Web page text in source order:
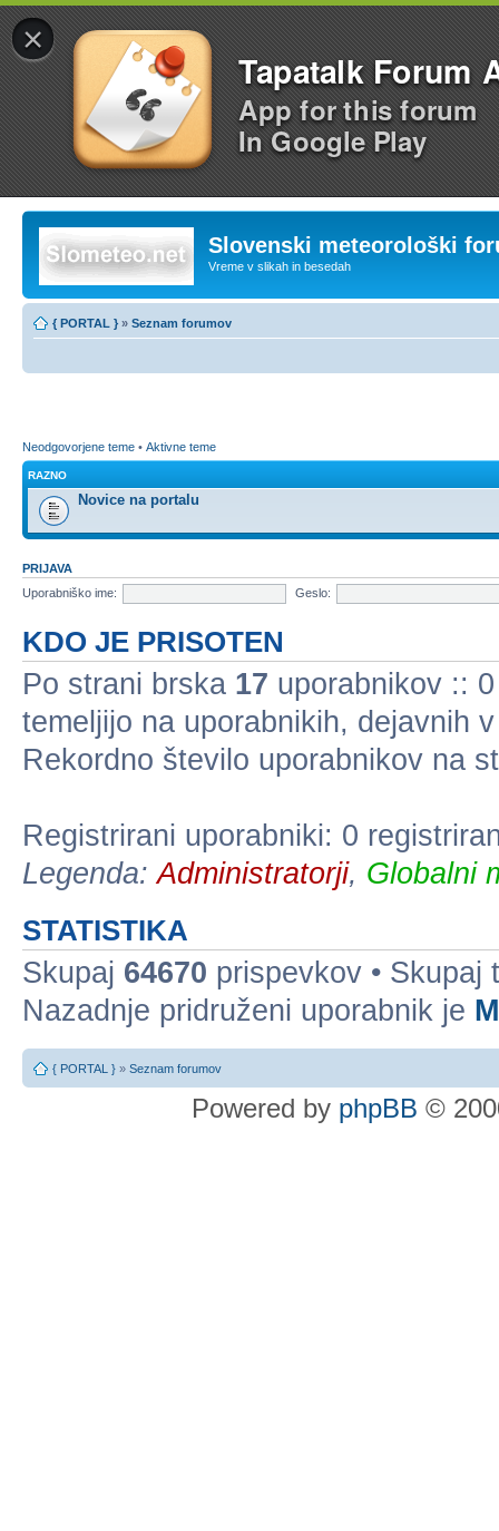
×
Tapatalk Forum
App for this forum
In Google Play
Slovenski meteorološki
Vreme v slikah in besedah
{ PORTAL } » Seznam forumov
Neodgovorjene teme • Aktivne teme
RAZNO
Novice na portalu
PRIJAVA
Uporabniško ime:
Geslo:
KDO JE PRISOTEN
Po strani brska 17 uporabnikov ::
temeljijo na uporabnikih, dejavnih
Rekordno število uporabnikov na
Registrirani uporabniki: 0
Legenda:Administratorji, Globalni
STATISTIKA
Skupaj 64670 prispevkov • Skupaj
Nazadnje pridruženi uporabnik je
{ PORTAL } » Seznam forumov
Powered by phpBB ©